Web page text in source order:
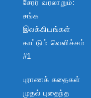
சேரர் வரலாறும்:
சங்க
இலக்கியங்கள்
காட்டும் வெளிச்சம்
#1
புராணக் கதைகள்
முதல் புதைந்த